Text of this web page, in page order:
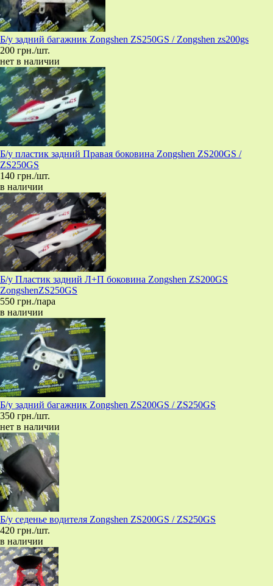
Б/у задний багажник Zongshen ZS250GS / Zongshen zs200gs
200 грн./шт.
нет в наличии
Б/у пластик задний Правая боковина Zongshen ZS200GS /
ZS250GS
140 грн./шт.
в наличии
Б/у Пластик задний Л+П боковина Zongshen ZS200GS
ZongshenZS250GS
550 грн./пара
в наличии
Б/у задний багажник Zongshen ZS200GS / ZS250GS
350 грн./шт.
нет в наличии
Б/у седенье водителя Zongshen ZS200GS / ZS250GS
420 грн./шт.
в наличии